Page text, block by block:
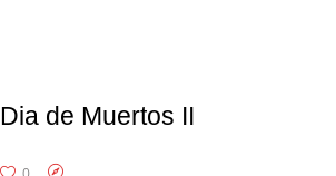
Dia de Muertos II